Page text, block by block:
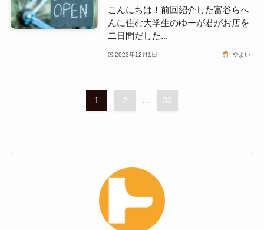
こんにちは！前回紹介した富谷らへ
んに住む大学生のゆーが君がお店を
二日間だした...
2023年12月1日 やよい
1 2 ... 33